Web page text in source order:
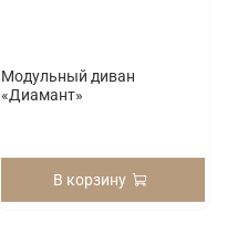
Модульный диван
«Диамант»
В корзину